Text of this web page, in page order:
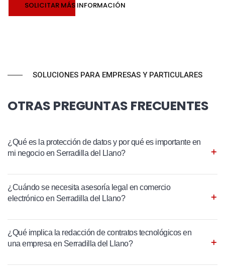
SOLICITAR MÁS INFORMACIÓN
SOLUCIONES PARA EMPRESAS Y PARTICULARES
OTRAS PREGUNTAS FRECUENTES
¿Qué es la protección de datos y por qué es importante en
mi negocio en Serradilla del Llano?
¿Cuándo se necesita asesoría legal en comercio
electrónico en Serradilla del Llano?
¿Qué implica la redacción de contratos tecnológicos en
una empresa en Serradilla del Llano?